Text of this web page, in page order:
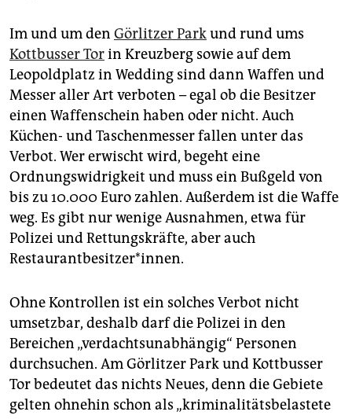
Im und um den Görlitzer Parkund rund ums
Kottbusser Torin Kreuzberg sowie auf dem
Leopoldplatz in Wedding sind dann Waffen und
Messer aller Art verboten – egal ob die Besitzer
einen Waffenschein haben oder nicht. Auch
Küchen- und Taschenmesser fallen unter das
Verbot. Wer erwischt wird, begeht eine
Ordnungswidrigkeit und muss ein Bußgeld von
bis zu 10.000 Euro zahlen. Außerdem ist die Waffe
weg. Es gibt nur wenige Ausnahmen, etwa für
Polizei und Rettungskräfte, aber auch
Restaurantbesitzer*innen.
Ohne Kontrollen ist ein solches Verbot nicht
umsetzbar, deshalb darf die Polizei in den
Bereichen „verdachts­unabhängig“ Personen
durchsuchen. Am Görlitzer Park und Kottbusser
Tor bedeutet das nichts Neues, denn die Gebiete
gelten ohnehin schon als „kriminalitätsbelastete